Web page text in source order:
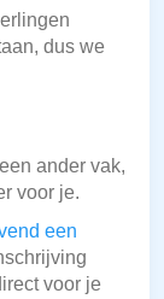
dus we
ander vak,
voor je.
een
voor je